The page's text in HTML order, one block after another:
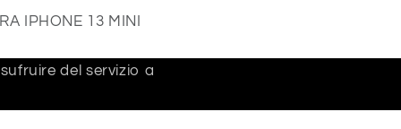
IPHONE 13 MINI
del servizio a